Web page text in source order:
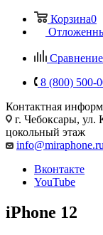
Корзина0
8 (800) 500-
Контактная
г. Чебоксары, ул.
цокольный этаж
info@miraphone.ru
Вконтакте
YouTube
iPhone 12